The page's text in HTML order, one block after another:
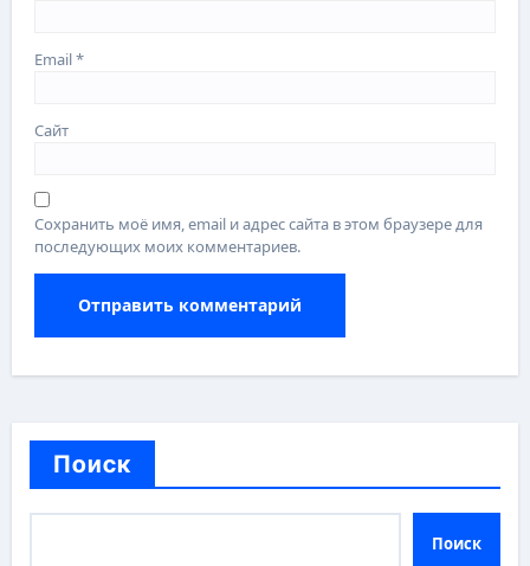
Email*
Сайт
Сохранить моё имя, email и адрес сайта в этом браузере для
последующих моих комментариев.
Поиск
Поиск